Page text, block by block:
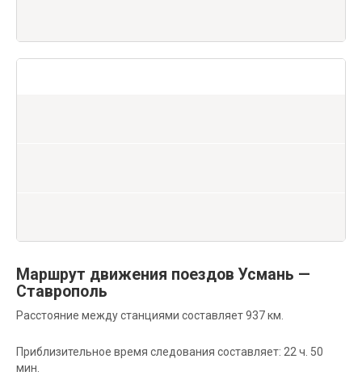
Маршрут движения поездов Усмань —
Ставрополь
Расстояние между станциями составляет 937 км.
Приблизительное время следования составляет: 22 ч. 50
мин.